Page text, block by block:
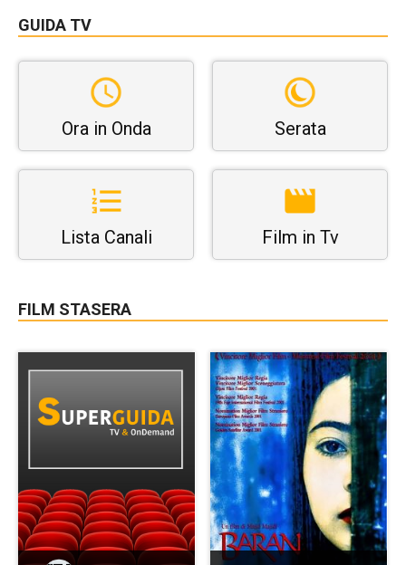
GUIDA TV
Ora in Onda Serata
Lista Canali Film in Tv
FILM STASERA